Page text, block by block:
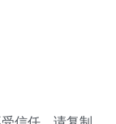
信任，请复制